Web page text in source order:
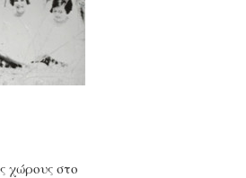
χώρους στο